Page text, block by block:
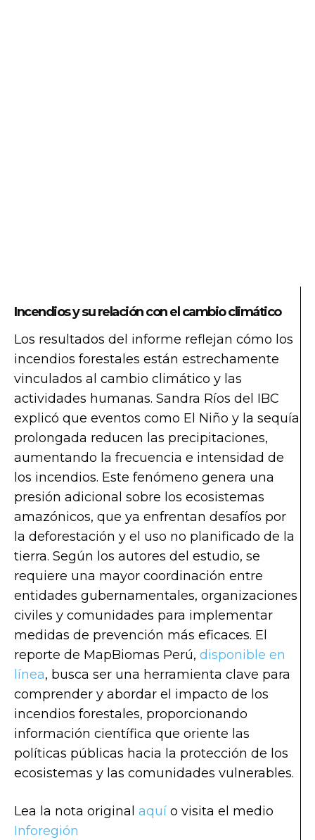
Incendios y su relación con el cambio climático
Los resultados del informe reflejan cómo los
incendios forestales están estrechamente
vinculados al cambio climático y las
actividades humanas. Sandra Ríos del IBC
explicó que eventos como El Niño y la sequía
prolongada reducen las precipitaciones,
aumentando la frecuencia e intensidad de
los incendios. Este fenómeno genera una
presión adicional sobre los ecosistemas
amazónicos, que ya enfrentan desafíos por
la deforestación y el uso no planificado de la
tierra. Según los autores del estudio, se
requiere una mayor coordinación entre
entidades gubernamentales, organizaciones
civiles y comunidades para implementar
medidas de prevención más eficaces. El
reporte de MapBiomas Perú, disponible en
línea, busca ser una herramienta clave para
comprender y abordar el impacto de los
incendios forestales, proporcionando
información científica que oriente las
políticas públicas hacia la protección de los
ecosistemas y las comunidades vulnerables.
Lea la nota original aquí o visita el medio
Inforegión